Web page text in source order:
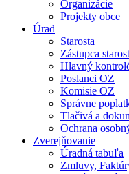
Organizácie
Projekty obce
Úrad
Starosta
Zástupca
Hlavný
Poslanci OZ
Komisie OZ
Správne
Tlačivá a
Ochrana
Zverejňovanie
Úradná tabuľa
Zmluvy,